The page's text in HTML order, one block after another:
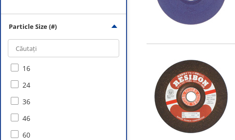
Glass Material
Non-metal
Particle Size (#)
16
24
36
46
60